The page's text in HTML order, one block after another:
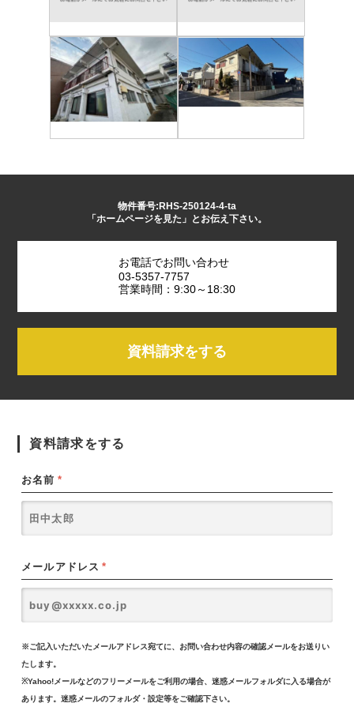
物件番号:RHS-250124-4-ta
「ホームページを見た」とお伝え下さい。
お電話でお問い合わせ
03-5357-7757
営業時間：9:30～18:30
資料請求をする
資料請求をする
お名前 *
メールアドレス *
※ご記入いただいたメールアドレス宛てに、お問い合わせ内容の確認メールをお送りい
たします。
※Yahoo!メールなどのフリーメールをご利用の場合、迷惑メールフォルダに入る場合が
あります。迷惑メールのフォルダ・設定等をご確認下さい。